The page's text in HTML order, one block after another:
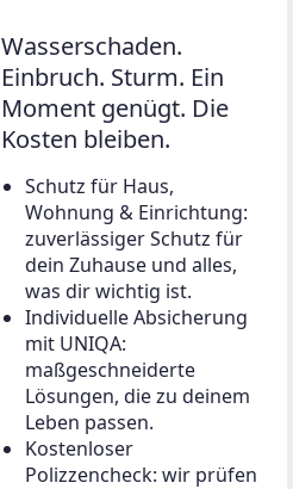
Wasserschaden.
Einbruch. Sturm. Ein
Moment genügt. Die
Kosten bleiben.
Schutz für Haus,
Wohnung & Einrichtung:
zuverlässiger Schutz für
dein Zuhause und alles,
was dir wichtig ist.
Individuelle Absicherung
mit UNIQA:
maßgeschneiderte
Lösungen, die zu deinem
Leben passen.
Kostenloser
Polizzencheck: wir prüfen